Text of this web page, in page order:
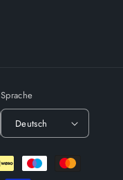
Sprache
Deutsch